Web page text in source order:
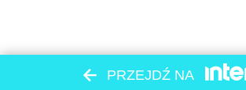
PRZEJDŹ NA